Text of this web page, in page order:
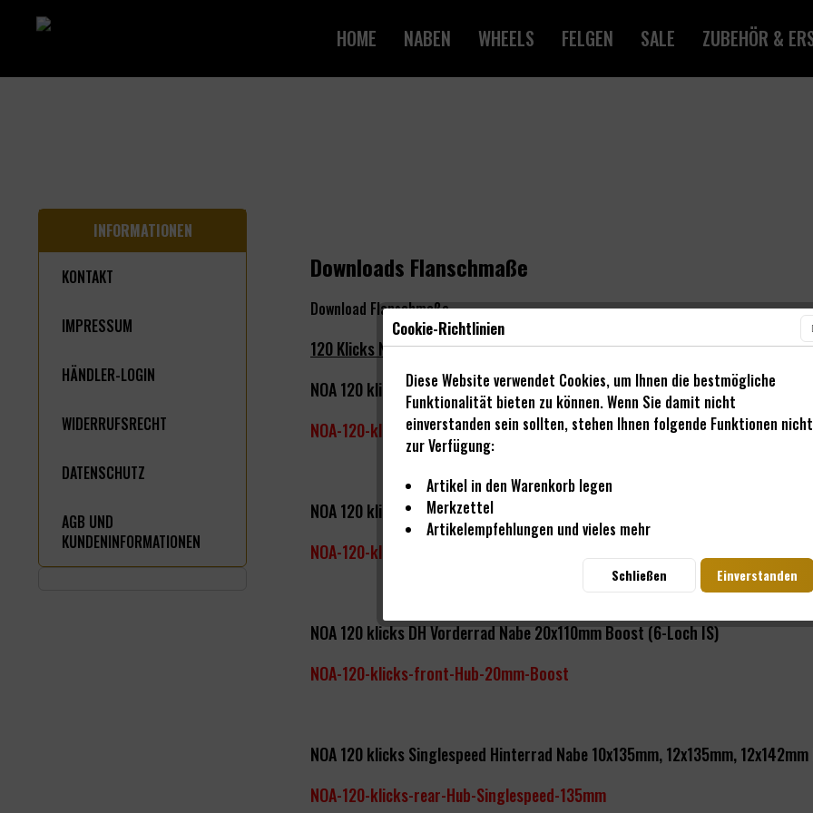
HOME NABEN WHEELS FELGEN SALE ZUBEHÖR &
INFORMATIONEN
KONTAKT
IMPRESSUM
HÄNDLER-LOGIN
WIDERRUFSRECHT
DATENSCHUTZ
AGB UND
KUNDENINFORMATIONEN
Downloads Flanschmaße
Download Flanschmaße.
120 Klicks Naben
NOA 120 klicks Vorderrad Nabe 15/20x100mm (nonDisc)
NOA-120-klicks-front-Hub-NonDisc
NOA 120 klicks Vorderrad Nabe 15x110mm Boost (6-Loch IS)
NOA-120-klicks-front-Hub-15mm-Boost
NOA 120 klicks DH Vorderrad Nabe 20x110mm Boost (6-Loch IS)
NOA-120-klicks-front-Hub-20mm-Boost
NOA 120 klicks Singlespeed Hinterrad Nabe 10x135mm, 12x135mm,
NOA-120-klicks-rear-Hub-Singlespeed-135mm
Cookie-Richtlinien
Diese Website verwendet Cookies, um Ihnen die bestmögliche
Funktionalität bieten zu können. Wenn Sie damit nicht
einverstanden sein sollten, stehen Ihnen folgende Funktionen nicht
zur Verfügung:
Artikel in den Warenkorb legen
Merkzettel
Artikelempfehlungen und vieles mehr
Einverstanden
Schließen